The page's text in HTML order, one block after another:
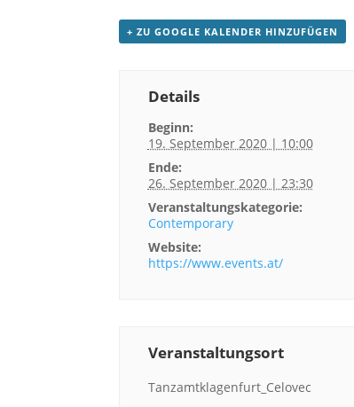
+ ZU GOOGLE KALENDER HINZUFÜGEN
Details
Beginn:
19. September 2020 | 10:00
Ende:
26. September 2020 | 23:30
Veranstaltungskategorie:
Contemporary
Website:
https://www.events.at/
Veranstaltungsort
Tanzamtklagenfurt_Celovec